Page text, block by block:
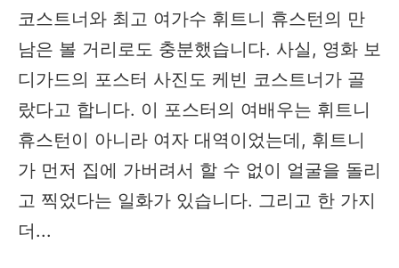
코스트너와 최고 여가수 휘트니 휴스턴의 만
남은 볼 거리로도 충분했습니다. 사실, 영화 보
디가드의 포스터 사진도 케빈 코스트너가 골
랐다고 합니다. 이 포스터의 여배우는 휘트니
휴스턴이 아니라 여자 대역이었는데, 휘트니
가 먼저 집에 가버려서 할 수 없이 얼굴을 돌리
고 찍었다는 일화가 있습니다. 그리고 한 가지
더...